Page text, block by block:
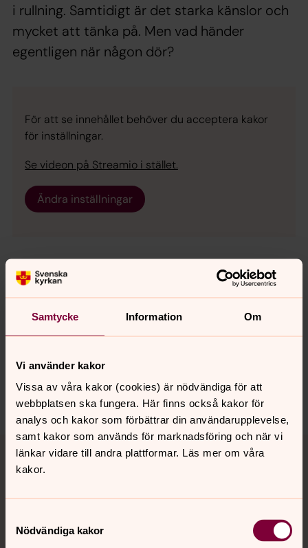
Samtycke Information Om
Vi använder kakor
Vissa av våra kakor (cookies) är nödvändiga för att
webbplatsen ska fungera. Här finns också kakor för
analys och kakor som förbättrar din användarupplevelse,
samt kakor som används för marknadsföring och när vi
länkar vidare till andra plattformar. Läs mer om våra
kakor.
Nödvändiga kakor
i rullning. Samtidigt är det starka känslor och
mycket att tänka på. Men vad händer
egentligen när någon dör?
För att se innehållet behöver du acceptera kakor
för inställningar.
Se videon på Streamio i stället.
Ändra inställningar
Senast ändrad 2 november 2021
Synpunkter eller frågor på sidans
innehåll?
Dela
Tillbaka till toppen
Tillbaka till innehållet